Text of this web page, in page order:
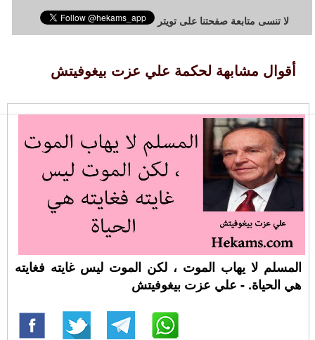
لا تنسى متابعة صفحتنا على تويتر
أقوال مشابهة لحكمة علي عزت بيغوفيتش
المسلم لا يهاب الموت ، لكن الموت ليس غايته فغايته
هي الحياة. - علي عزت بيغوفيتش